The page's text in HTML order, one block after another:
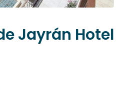
Jayrán Hotel